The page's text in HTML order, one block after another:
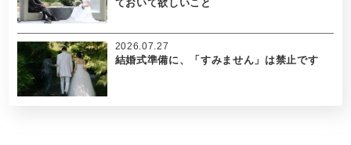
ておいて欲しいこと
結婚式準備に、「すみません」は禁止です
2026.07.27